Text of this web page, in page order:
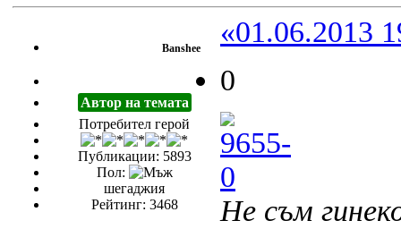
Banshee
Автор на темата
Потребител герой
Публикации: 5893
Пол:
шегаджия
Рейтинг: 3468
«01.06.2013
0
Не съм